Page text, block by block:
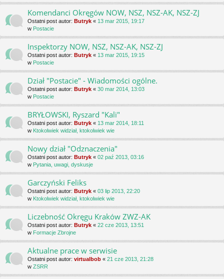
Komendanci Okręgów NOW, NSZ, NSZ-AK, NSZ-ZJ
Ostatni post autor: Butryk « 13 mar 2015, 19:17
w Postacie
Inspektorzy NOW, NSZ, NSZ-AK, NSZ-ZJ
Ostatni post autor: Butryk « 13 mar 2015, 19:15
w Postacie
Dział "Postacie" - Wiadomości ogólne.
Ostatni post autor: Butryk « 30 mar 2014, 13:03
w Postacie
BRYŁOWSKI, Ryszard "Kali"
Ostatni post autor: Butryk « 13 mar 2014, 18:11
w Ktokolwiek widział, ktokolwiek wie
Nowy dział "Odznaczenia"
Ostatni post autor: Butryk « 02 paź 2013, 03:16
w Pytania, uwagi, dyskusje
Garczyński Feliks
Ostatni post autor: Butryk « 03 lip 2013, 22:20
w Ktokolwiek widział, ktokolwiek wie
Liczebność Okręgu Kraków ZWZ-AK
Ostatni post autor: Butryk « 22 cze 2013, 13:51
w Formacje Zbrojne
Aktualne prace w serwisie
Ostatni post autor: virtualbob « 21 cze 2013, 21:28
w ZSRR